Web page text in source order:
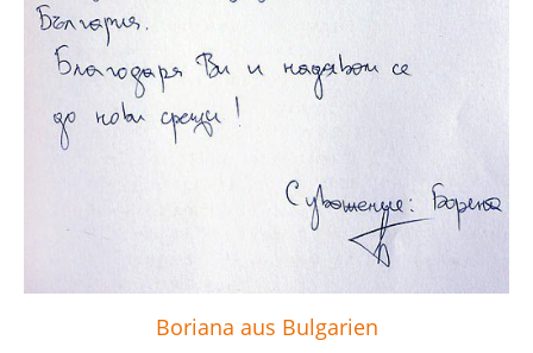
Boriana aus Bulgarien